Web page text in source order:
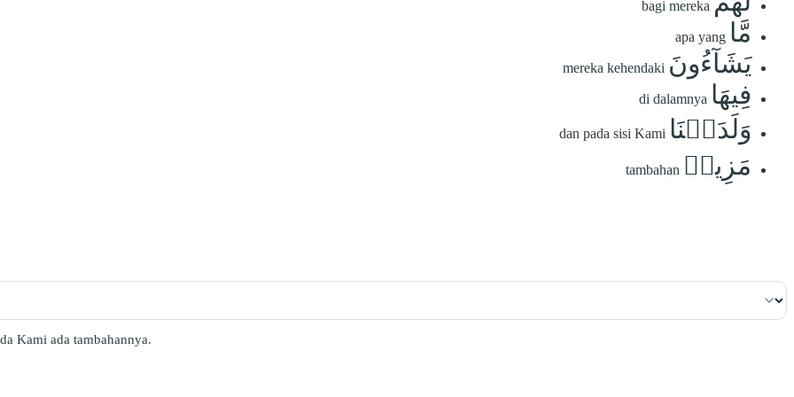
bagi mereka
مَّا apa yang
يَشَآءُونَ mereka kehendaki
فِيهَا di dalamnya
وَلَدَيۡنَا dan pada sisi Kami
مَزِيدٞ tambahan
Kami ada tambahannya.